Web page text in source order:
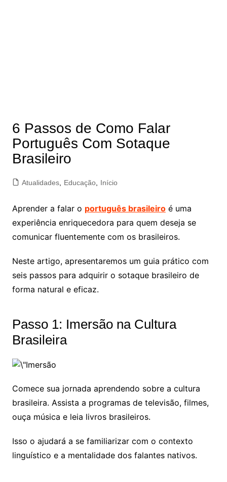
6 Passos de Como Falar
Português Com Sotaque
Brasileiro
Atualidades, Educação, Início
Aprender a falar o português brasileiroé uma
experiência enriquecedora para quem deseja se
comunicar fluentemente com os brasileiros.
Neste artigo, apresentaremos um guia prático com
seis passos para adquirir o sotaque brasileiro de
forma natural e eficaz.
Passo 1: Imersão na Cultura
Brasileira
Comece sua jornada aprendendo sobre a cultura
brasileira. Assista a programas de televisão, filmes,
ouça música e leia livros brasileiros.
Isso o ajudará a se familiarizar com o contexto
linguístico e a mentalidade dos falantes nativos.